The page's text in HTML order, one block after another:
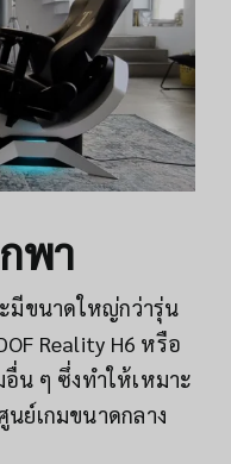
พา
ะมีขนาดใหญ่กว่ารุ่น
Reality H6 หรือ
น ๆ ซึ่งทำให้เหมาะ
ย์เกมขนาดกลาง